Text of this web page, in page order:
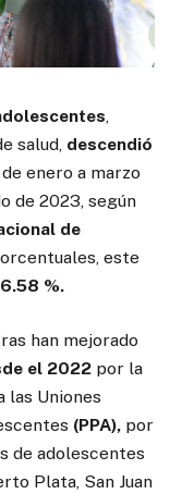
,
salud, descendió
enero a marzo
de 2023, según
de
este
%.
han mejorado
el 2022 por la
las Uniones
(PPA), por
de adolescentes
Plata, San Juan